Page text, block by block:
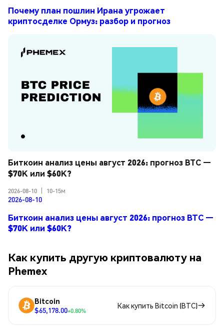
Почему план пошлин Ирана угрожает
криптосделке Ормуз: разбор и прогноз
Биткоин анализ цены август 2026: прогноз BTC —
$70K или $60K?
2026-08-10 10-15м
2026-08-10
Биткоин анализ цены август 2026: прогноз BTC —
$70K или $60K?
Как купить другую криптовалюту на
Phemex
Bitcoin
$65,178.00+0.80%
Как купить Bitcoin (BTC)